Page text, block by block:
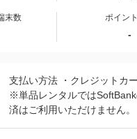
末数 ポイン
-
支払い方法 ・クレジットカ
※単品レンタルでは
済はご利用いただけません。